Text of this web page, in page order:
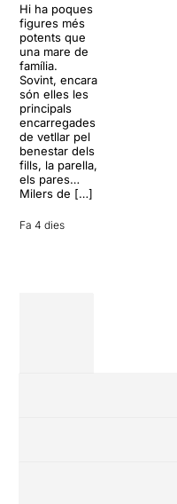
Hi ha poques
figures més
potents que
una mare de
família.
Sovint, encara
són elles les
principals
encarregades
de vetllar pel
benestar dels
fills, la parella,
els pares…
Milers de […]
Fa 4 dies